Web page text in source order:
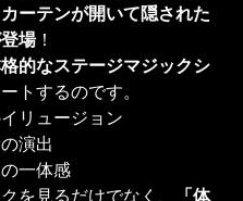
カーテンが開いて隠された
場！
的なステージマジックシ
トするのです。
リュージョン
演出
一体感
を見るだけでなく、
「体